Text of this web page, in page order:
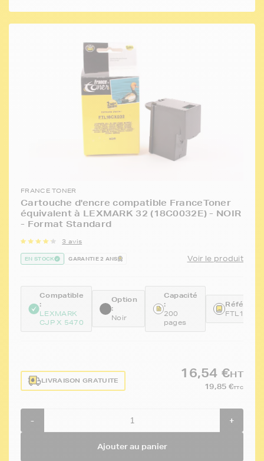
FRANCE TONER
Cartouche d'encre compatible FranceToner
équivalent à LEXMARK 32 (18C0032E) - NOIR
- Format Standard
3 avis
EN STOCK GARANTIE 2 ANS Voir le produit
Compatible
:
LEXMARK
CJP X 5470
Option
:
Noir
Capacité
:
200
pages
LIVRAISON GRATUITE
16,54 €HT
19,85 €TTC
- +
Ajouter au panier